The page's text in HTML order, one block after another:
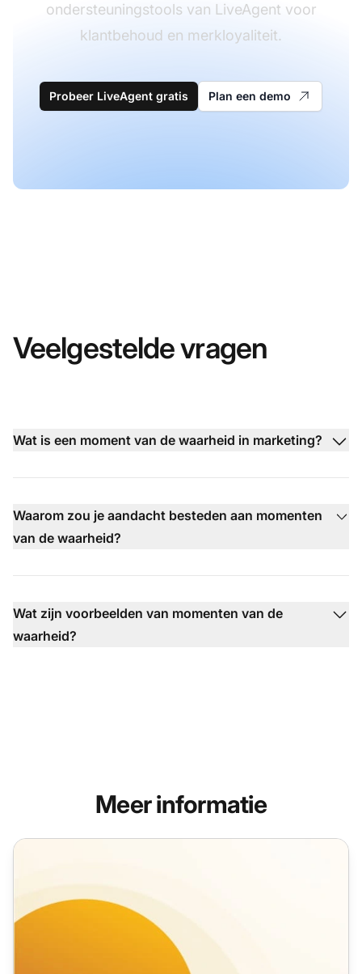
ondersteuningstools van LiveAgent voor
klantbehoud en merkloyaliteit.
Probeer LiveAgent gratis Plan een demo
Veelgestelde vragen
Wat is een moment van de waarheid in marketing?
Waarom zou je aandacht besteden aan momenten
van de waarheid?
Wat zijn voorbeelden van momenten van de
waarheid?
Meer informatie
De rol van klantenservice in de klantervaring